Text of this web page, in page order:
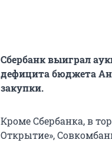
Сбербанк выиграл
дефицита бюджета
закупки.
Кроме Сбербанка, в
Открытие»,